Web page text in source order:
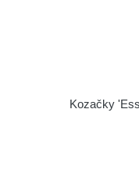
Kozačky